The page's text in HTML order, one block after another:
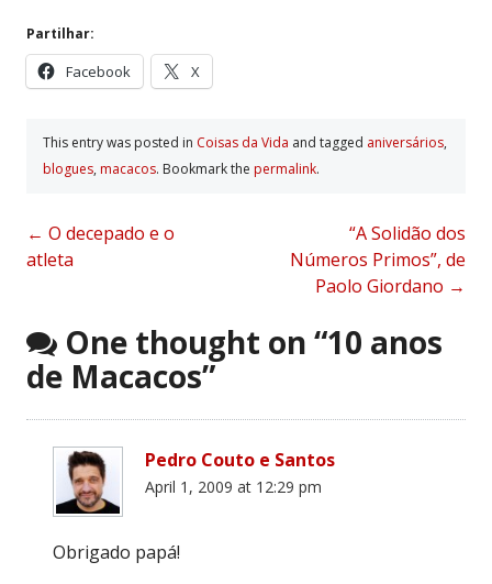
Partilhar:
Facebook X
This entry was posted in Coisas da Vida and tagged aniversários,
blogues, macacos. Bookmark the permalink.
Post
navigation
← O decepado e o
atleta
“A Solidão dos
Números Primos”, de
Paolo Giordano →
One thought on “10 anos
de Macacos”
Pedro Couto e Santos
April 1, 2009 at 12:29 pm
Obrigado papá!